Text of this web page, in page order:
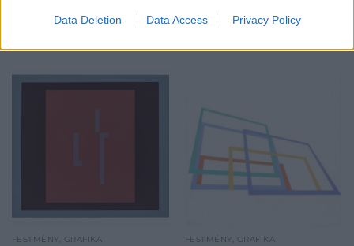
Data Deletion Data Access Privacy Policy
FESTMÉNY, GRAFIKA FESTMÉNY, GRAFIKA